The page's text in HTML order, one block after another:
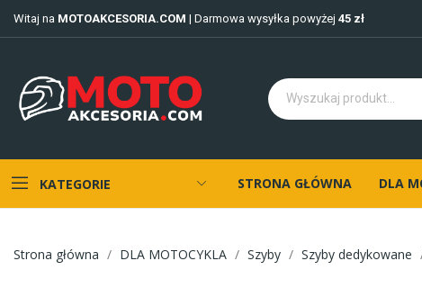
Witaj na MOTOAKCESORIA.COM | Darmowa wysyłka powyżej 45 zł
KATEGORIE STRONA GŁÓWNA DLA
Strona główna DLA MOTOCYKLA Szyby Szyby dedykowane